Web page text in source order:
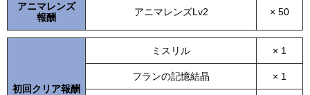
アニマレンズ
報酬
アニマレンズLv2 × 50
初回クリア報酬
ミスリル × 1
フランの記憶結晶 × 1